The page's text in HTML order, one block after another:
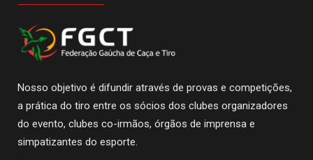
Nosso objetivo é difundir através de provas e competições,
a prática do tiro entre os sócios dos clubes organizadores
do evento, clubes co-irmãos, órgãos de imprensa e
simpatizantes do esporte.